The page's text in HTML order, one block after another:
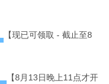
【现已可领取 - 截止至8
【8月13日晚上11点才开